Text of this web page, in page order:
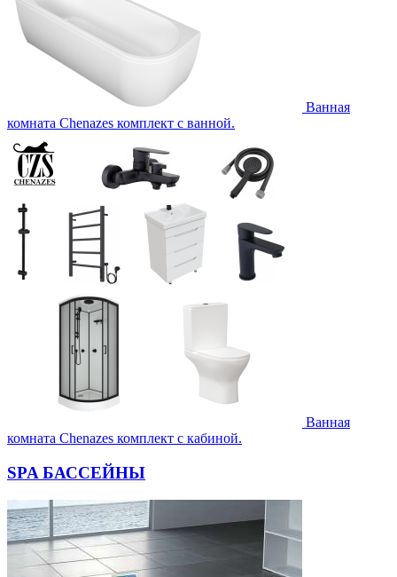
Ванная
комната Chenazes комплект с ванной.
Ванная
комната Chenazes комплект с кабиной.
SPA БАССЕЙНЫ